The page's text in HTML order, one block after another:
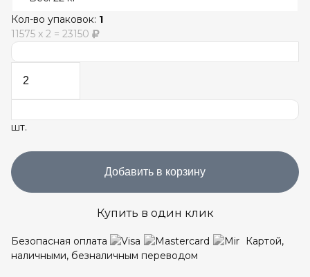
Кол-во упаковок: 1
11575 x 2 = 23150
шт.
Добавить в корзину
Купить в один клик
Безопасная оплата
Картой,
наличными, безналичным переводом